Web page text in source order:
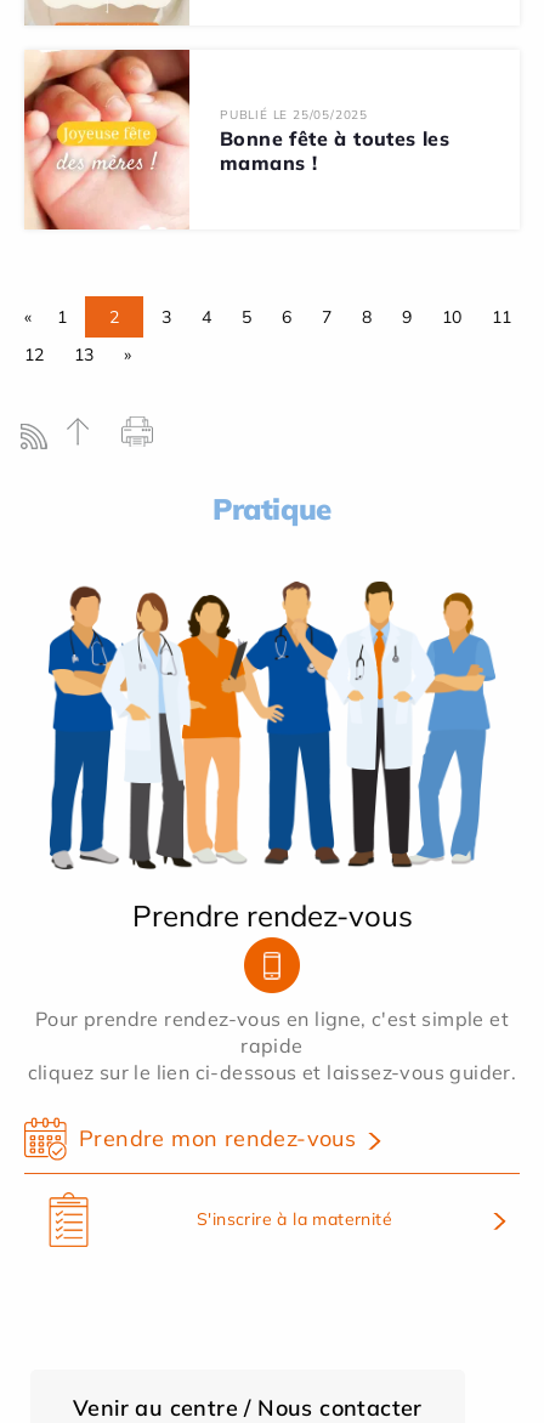
PUBLIÉ LE 25/05/2025
Bonne fête à toutes les
mamans !
« 1 2 3 4 5 6 7 8 9 10
11
12
13 »
Pratique
Prendre rendez-vous
Pour prendre rendez-vous en ligne, c'est simple et
rapide
cliquez sur le lien ci-dessous et laissez-vous guider.
Prendre mon rendez-vous
S'inscrire à la maternité
Venir au centre / Nous contacter